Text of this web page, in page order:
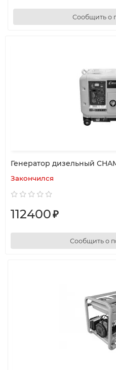
Сообщить о
Генератор дизельный
Закончился
112400₽
Сообщить о